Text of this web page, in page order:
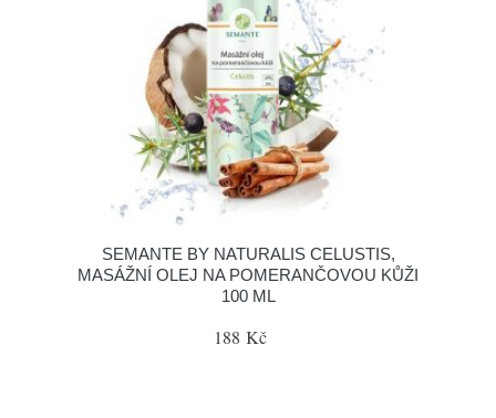
SEMANTE BY NATURALIS CELUSTIS,
MASÁŽNÍ OLEJ NA POMERANČOVOU KŮŽI
100 ML
188 Kč